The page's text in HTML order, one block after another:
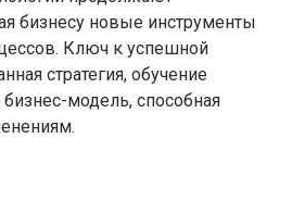
бизнесу новые инструменты
Ключ к успешной
стратегия, обучение
модель, способная